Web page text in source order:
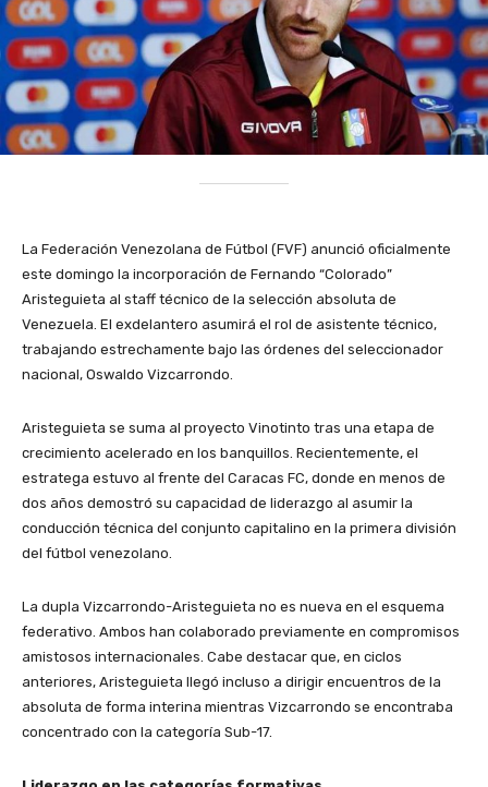
La Federación Venezolana de Fútbol (FVF) anunció oficialmente
este domingo la incorporación de Fernando “Colorado”
Aristeguieta al staff técnico de la selección absoluta de
Venezuela. El exdelantero asumirá el rol de asistente técnico,
trabajando estrechamente bajo las órdenes del seleccionador
nacional, Oswaldo Vizcarrondo.
​Aristeguieta se suma al proyecto Vinotinto tras una etapa de
crecimiento acelerado en los banquillos. Recientemente, el
estratega estuvo al frente del Caracas FC, donde en menos de
dos años demostró su capacidad de liderazgo al asumir la
conducción técnica del conjunto capitalino en la primera división
del fútbol venezolano.
​La dupla Vizcarrondo-Aristeguieta no es nueva en el esquema
federativo. Ambos han colaborado previamente en compromisos
amistosos internacionales. Cabe destacar que, en ciclos
anteriores, Aristeguieta llegó incluso a dirigir encuentros de la
absoluta de forma interina mientras Vizcarrondo se encontraba
concentrado con la categoría Sub-17.